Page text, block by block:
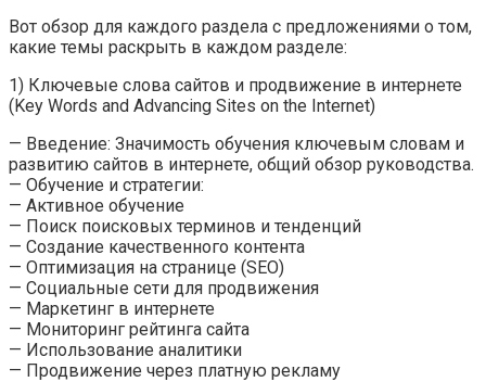
Вот обзор для каждого раздела с предложениями о том,
какие темы раскрыть в каждом разделе:
1) Ключевые слова сайтов и продвижение в интернете
(Key Words and Advancing Sites on the Internet)
— Введение: Значимость обучения ключевым словам и
развитию сайтов в интернете, общий обзор руководства.
— Обучение и стратегии:
— Активное обучение
— Поиск поисковых терминов и тенденций
— Создание качественного контента
— Оптимизация на странице (SEO)
— Социальные сети для продвижения
— Маркетинг в интернете
— Мониторинг рейтинга сайта
— Использование аналитики
— Продвижение через платную рекламу